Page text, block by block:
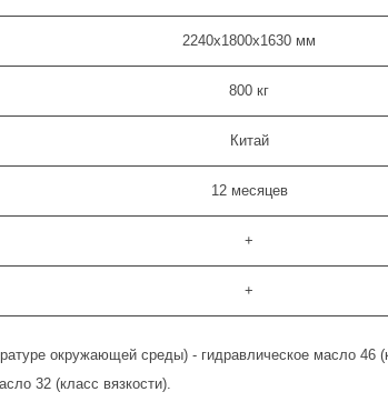
2240х1800х1630 мм
800 кг
Китай
12 месяцев
+
+
окружающей среды) - гидравлическое масло 46
32 (класс вязкости).